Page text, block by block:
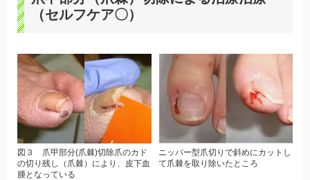
（セルフケア〇）
図３ 爪甲部分(爪棘)切除爪のカド
の切り残し（爪棘）により、
皮下血
腫となっている
ニッパー型爪切りで斜めにカットし
て 爪棘を取り除いたところ